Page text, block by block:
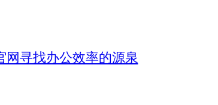
网寻找办公效率的源泉